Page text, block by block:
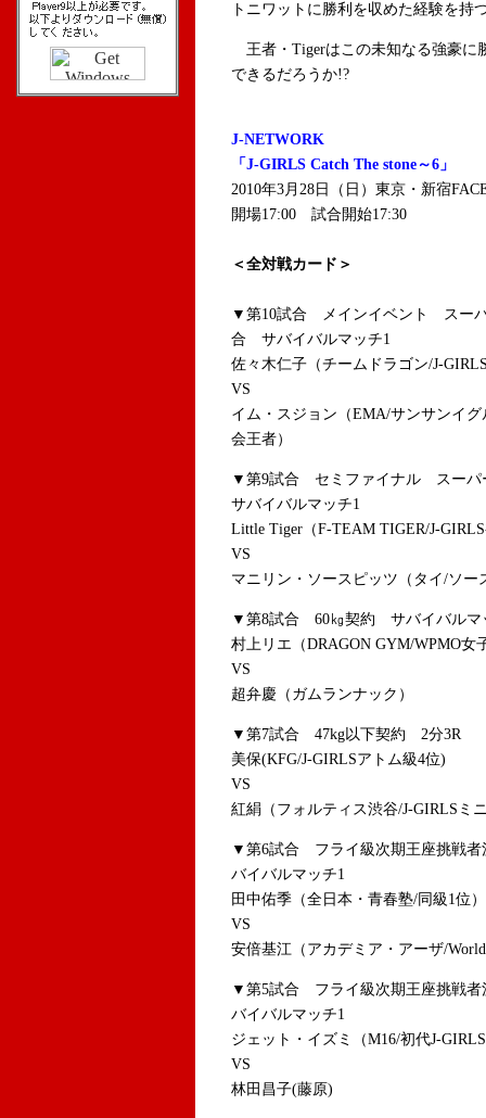
トニワットに勝利を収めた経験を持
王者・Tigerはこの未知なる強豪に
できるだろうか!?
J-NETWORK
「J-GIRLS Catch The stone～6」
2010年3月28日（日）東京・新宿
開場17:00 試合開始17:30
＜全対戦カード＞
▼第10試合 メインイベント スー
合 サバイバルマッチ1
佐々木仁子（チームドラゴン/J-
VS
イム・スジョン（EMA/サンサンイ
会王者）
▼第9試合 セミファイナル スー
サバイバルマッチ1
Little Tiger（F-TEAM TIGER/J-
VS
マニリン・ソースピッツ（タイ/ソー
▼第8試合 60㎏契約 サバイバルマ
村上リエ（DRAGON GYM/WPMO女
VS
超弁慶（ガムランナック）
▼第7試合 47kg以下契約 2分3R
美保(KFG/J-GIRLSアトム級4位)
VS
紅絹（フォルティス渋谷/J-GIRLSミ
▼第6試合 フライ級次期王座挑戦
バイバルマッチ1
田中佑季（全日本・青春塾/同級1位）
VS
安倍基江（アカデミア・アーザ/World
▼第5試合 フライ級次期王座挑戦
バイバルマッチ1
ジェット・イズミ（M16/初代J-
VS
林田昌子(藤原)